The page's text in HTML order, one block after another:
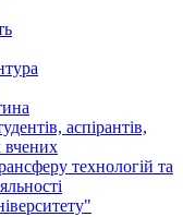
аспірантів,
вчених
технологій та